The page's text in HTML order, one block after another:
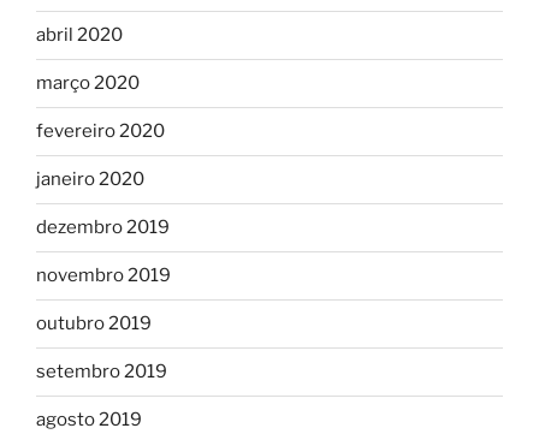
abril 2020
março 2020
fevereiro 2020
janeiro 2020
dezembro 2019
novembro 2019
outubro 2019
setembro 2019
agosto 2019